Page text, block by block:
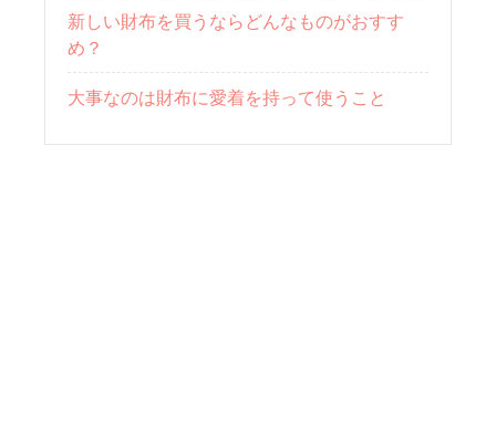
新しい財布を買うならどんなものがおすす
め？
大事なのは財布に愛着を持って使うこと